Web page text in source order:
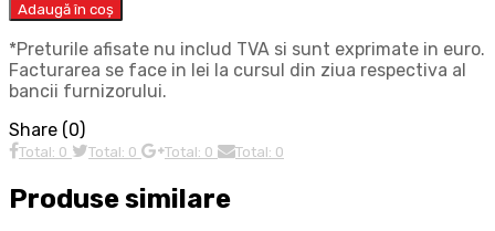
Adaugă în coș
*Preturile afisate nu includ TVA si sunt exprimate in euro.
Facturarea se face in lei la cursul din ziua respectiva al
bancii furnizorului.
Share (0)
Total: 0 Total: 0 Total: 0 Total: 0
Produse similare